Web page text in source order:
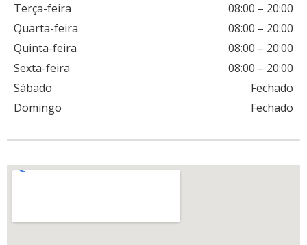
Terça-feira
08:00 – 20:00
Quarta-feira
08:00 – 20:00
Quinta-feira
08:00 – 20:00
Sexta-feira
08:00 – 20:00
Sábado
Fechado
Domingo
Fechado